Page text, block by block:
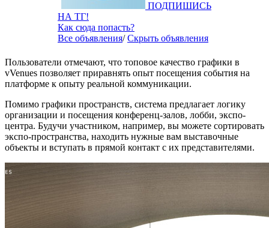
ПОДПИШИСЬ
НА ТГ!
Как сюда попасть?
Все объявления/Скрыть объявления
Пользователи отмечают, что топовое качество графики в
vVenues позволяет приравнять опыт посещения события на
платформе к опыту реальной коммуникации.
Помимо графики пространств, система предлагает логику
организации и посещения конференц-залов, лобби, экспо-
центра. Будучи участником, например, вы можете сортировать
экспо-пространства, находить нужные вам выставочные
объекты и вступать в прямой контакт с их представителями.